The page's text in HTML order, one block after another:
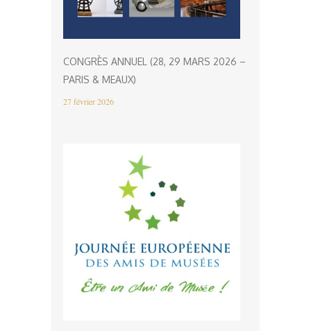
CONGRÈS ANNUEL (28, 29 MARS 2026 –
PARIS & MEAUX)
27 février 2026